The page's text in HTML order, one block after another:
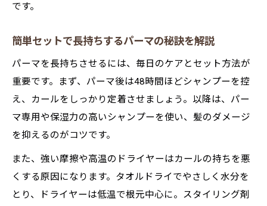
です。
簡単セットで長持ちするパーマの秘訣を解説
パーマを長持ちさせるには、毎日のケアとセット方法が
重要です。まず、パーマ後は48時間ほどシャンプーを控
え、カールをしっかり定着させましょう。以降は、パー
マ専用や保湿力の高いシャンプーを使い、髪のダメージ
を抑えるのがコツです。
また、強い摩擦や高温のドライヤーはカールの持ちを悪
くする原因になります。タオルドライでやさしく水分を
とり、ドライヤーは低温で根元中心に。スタイリング剤